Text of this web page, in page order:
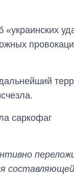
саркофаг
составляющей